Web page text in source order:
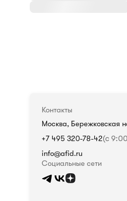
Контакты
Москва, Бережковская
+7 495 320-78-42(с
info@afid.ru
Социальные сети